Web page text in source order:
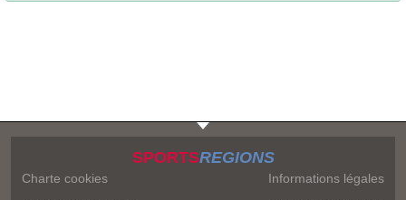
SPORTSREGIONS
Charte cookies
Informations légales